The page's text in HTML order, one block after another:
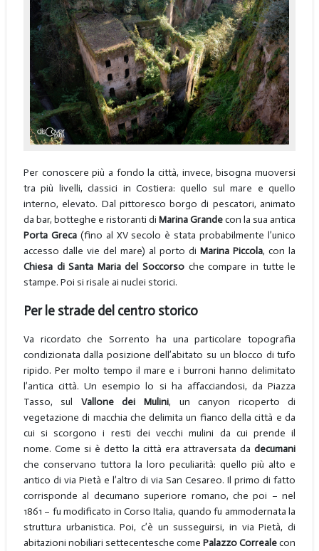
Per conoscere più a fondo la città, invece, bisogna muoversi
tra più livelli, classici in Costiera: quello sul mare e quello
interno, elevato. Dal pittoresco borgo di pescatori, animato
da bar, botteghe e ristoranti diMarina Grandecon la sua antica
Porta Greca(fino al XV secolo è stata probabilmente l’unico
accesso dalle vie del mare) al porto diMarina Piccola, con la
Chiesa di Santa Maria del Soccorso che compare in tutte le
stampe. Poi si risale ai nuclei storici.
Per le strade del centro storico
Va ricordato che Sorrento ha una particolare topografia
condizionata dalla posizione dell’abitato su un blocco di tufo
ripido. Per molto tempo il mare e i burroni hanno delimitato
l’antica città. Un esempio lo si ha affacciandosi, da Piazza
Tasso, sul Vallone dei Mulini, un canyon ricoperto di
vegetazione di macchia che delimita un fianco della città e da
cui si scorgono i resti dei vecchi mulini da cui prende il
nome. Come si è detto la città era attraversata dadecumani
che conservano tuttora la loro peculiarità: quello più alto e
antico di via Pietà e l’altro di via San Cesareo. Il primo di fatto
corrisponde al decumano superiore romano, che poi – nel
1861 – fu modificato in Corso Italia, quando fu ammodernata la
struttura urbanistica. Poi, c’è un susseguirsi, in via Pietà, di
abitazioni nobiliari settecentesche comePalazzo Correalecon